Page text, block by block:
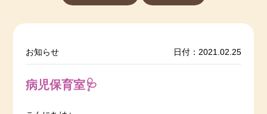
お知らせ 日付：2021.02.25
病児保育室🩺